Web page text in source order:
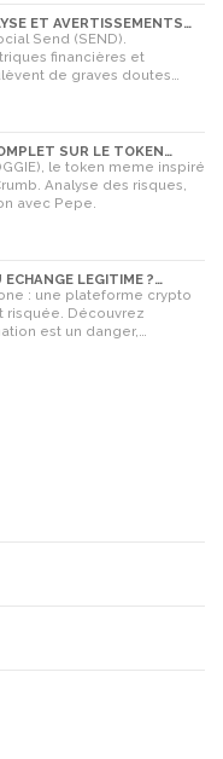
ET AVERTISSEMENTS
Send (SEND).
financières et
de graves doutes
SUR LE TOKEN
le token meme inspiré
Analyse des risques,
avec Pepe.
LÉGITIME ?
: une plateforme crypto
Découvrez
est un danger,
à vérifier la sécurité